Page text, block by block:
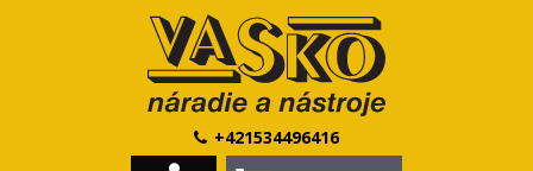
+421534496416